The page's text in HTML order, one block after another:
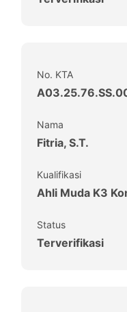
No. KTA
Nama
Fitria, S.T.
Kualifikasi
Ahli Muda K3
Status
Terverifikasi